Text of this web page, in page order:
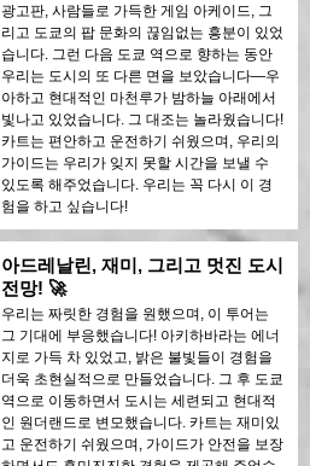
광고판, 사람들로 가득한 게임 아케이드, 그
리고 도쿄의 팝 문화의 끊임없는 흥분이 있었
습니다. 그런 다음 도쿄 역으로 향하는 동안
우리는 도시의 또 다른 면을 보았습니다—우
아하고 현대적인 마천루가 밤하늘 아래에서
빛나고 있었습니다. 그 대조는 놀라웠습니다!
카트는 편안하고 운전하기 쉬웠으며, 우리의
가이드는 우리가 잊지 못할 시간을 보낼 수
있도록 해주었습니다. 우리는 꼭 다시 이 경
험을 하고 싶습니다!
아드레날린, 재미, 그리고 멋진 도시
전망! 🚀
우리는 짜릿한 경험을 원했으며, 이 투어는
그 기대에 부응했습니다! 아키하바라는 에너
지로 가득 차 있었고, 밝은 불빛들이 경험을
더욱 초현실적으로 만들었습니다. 그 후 도쿄
역으로 이동하면서 도시는 세련되고 현대적
인 원더랜드로 변모했습니다. 카트는 재미있
고 운전하기 쉬웠으며, 가이드가 안전을 보장